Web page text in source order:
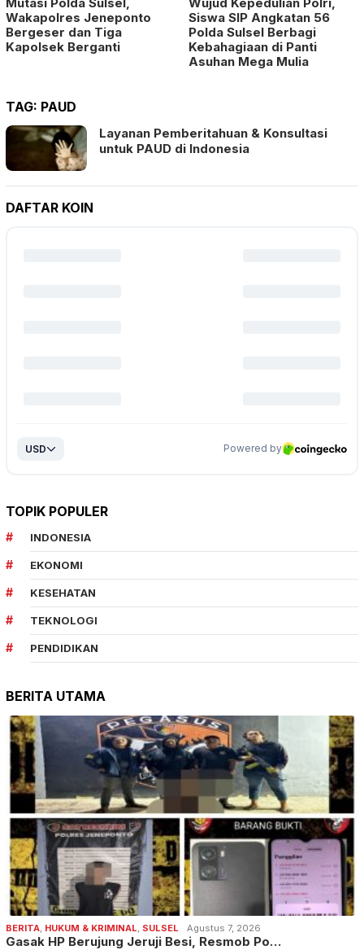
Wakapolres Jeneponto
Bergeser dan Tiga
Kapolsek Berganti
Siswa SIP Angkatan 56
Polda Sulsel Berbagi
Kebahagiaan di Panti
Asuhan Mega Mulia
TAG: PAUD
Layanan Pemberitahuan & Konsultasi
untuk PAUD di Indonesia
DAFTAR KOIN
TOPIK POPULER
INDONESIA
EKONOMI
KESEHATAN
TEKNOLOGI
PENDIDIKAN
BERITA UTAMA
BERITA HUKUM & KRIMINAL SULSEL Agustus 7, 2026
Gasak HP Berujung Jeruji Besi, Resmob Po…